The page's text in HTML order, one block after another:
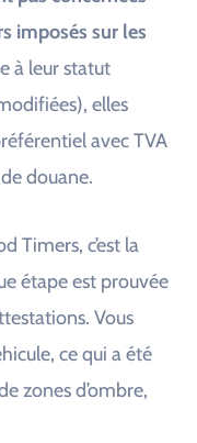
imposés sur les
à leur statut
elles
avec TVA
douane.
Timers, c’est la
étape est prouvée
Vous
ce qui a été
zones d’ombre,